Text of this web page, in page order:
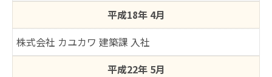
平成18年 4月
株式会社 カユカワ 建築課 入社
平成22年 5月